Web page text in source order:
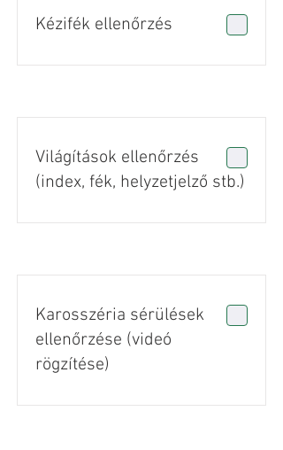
Kézifék ellenőrzés
Világítások ellenőrzés
(index, fék, helyzetjelző stb.)
Karosszéria sérülések
ellenőrzése (videó
rögzítése)